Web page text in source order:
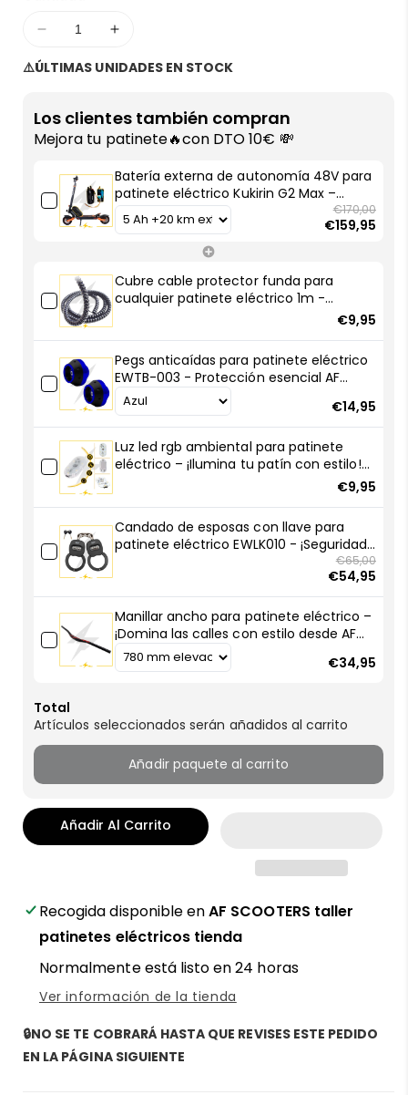
Disminuir
cantidad
para
externa
de
autonomía
48V
para
patinete
eléctrico
–
Instalación
fácil
autonomía
superior
AF
SCOOTERS
Aumentar
para
externa
de
48V
para
patinete
eléctrico
Max
–
fácil
y
autonomía
superior
con
AF
SCOOTERS
⚠️ÚLTIMAS UNIDADES EN STOCK
Los clientes también compran
Mejora tu patinete🔥con DTO 10€ 💸
Batería externa de autonomía 48V para
patinete eléctrico Kukirin G2 Max –
Instalación fácil y autonomía superior
con AF SCOOTERS
€170,00
€159,95
Cubre cable protector funda para
cualquier patinete eléctrico 1m -
€9,95
Pegs anticaídas para patinete eléctrico
EWTB-003 - Protección esencial AF
SCOOTERS
€14,95
Luz led rgb ambiental para patinete
eléctrico – ¡Ilumina tu patín con estilo!
€9,95
Candado de esposas con llave para
patinete eléctrico EWLK010 - ¡Seguridad
€65,00
€54,95
Manillar ancho para patinete eléctrico –
¡Domina las calles con estilo desde AF
SCOOTERS!
€34,95
Total
Artículos seleccionados serán añadidos al carrito
Añadir paquete al carrito
Añadir Al Carrito
Recogida disponible enAF SCOOTERS taller
patinetes eléctricos tienda
Normalmente está listo en 24 horas
Ver información de la tienda
🔒NO SE TE COBRARÁ HASTA QUE REVISES ESTE PEDIDO
EN LA PÁGINA SIGUIENTE